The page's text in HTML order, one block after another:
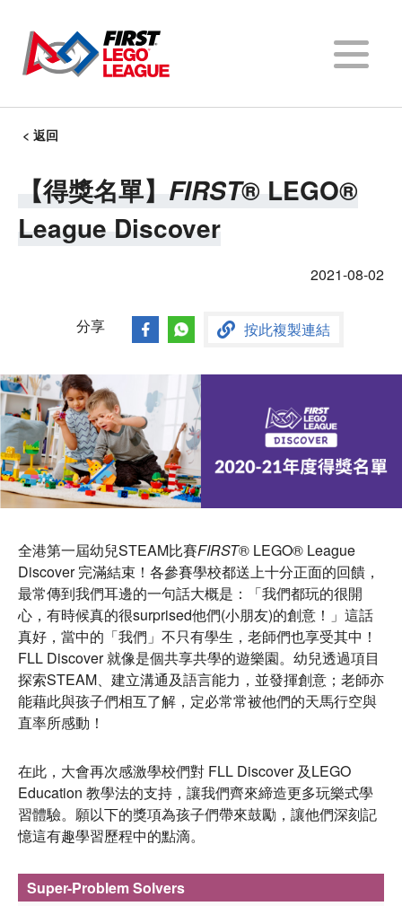
FIRST®
語言 / Language
隊伍登入
< 返回
【得獎名單】 FIRST® LEGO®
League Discover
2021-08-02
分享 按此複製連結
全港第一屆幼兒STEAM比賽FIRST® LEGO® League
Discover 完滿結束！各參賽學校都送上十分正面的回饋，
最常傳到我們耳邊的一句話大概是：「我們都玩的很開
心，有時候真的很surprised他們(小朋友)的創意！」這話
真好，當中的「我們」不只有學生，老師們也享受其中！
FLL Discover 就像是個共享共學的遊樂園。幼兒透過項目
探索STEAM、建立溝通及語言能力，並發揮創意；老師亦
能藉此與孩子們相互了解，定必常常被他們的天馬行空與
直率所感動！
在此，大會再次感激學校們對 FLL Discover 及LEGO
Education 教學法的支持，讓我們齊來締造更多玩樂式學
習體驗。願以下的獎項為孩子們帶來鼓勵，讓他們深刻記
憶這有趣學習歷程中的點滴。
Super-Problem Solvers